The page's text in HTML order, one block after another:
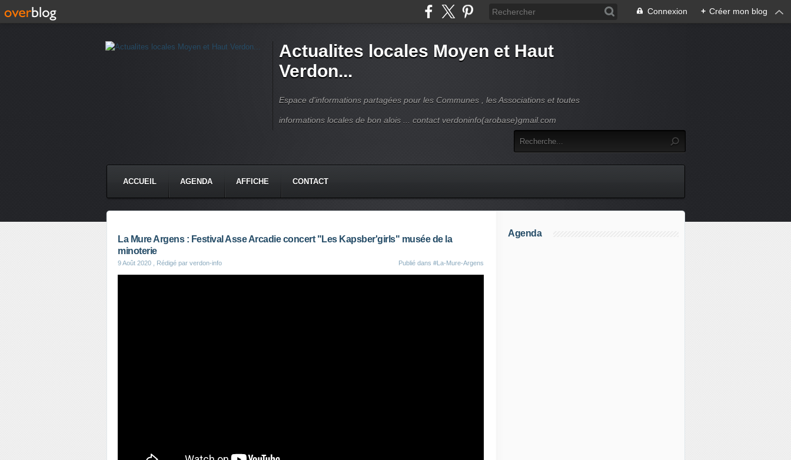
Connexion + Créer mon blog
Actualites locales Moyen et Haut
Verdon...
Espace d'informations partagées pour les Communes , les Associations et toutes
informations locales de bon alois ... contact verdoninfo(arobase)gmail.com
ACCUEIL AGENDA AFFICHE CONTACT
La Mure Argens : Festival Asse Arcadie concert "Les Kapsber'girls" musée de la
minoterie
9 Août 2020 , Rédigé par verdon-info Publié dans #La-Mure-Argens
Agenda